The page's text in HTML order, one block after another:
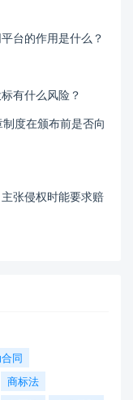
台的作用是什么？
有什么风险？
度在颁布前是否向
张侵权时能要求赔
同
商标法